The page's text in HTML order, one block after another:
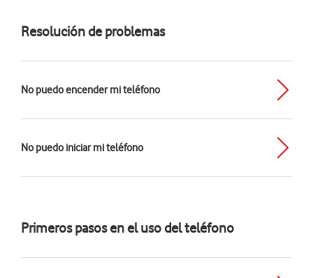
Resolución de problemas
No puedo encender mi teléfono
No puedo iniciar mi teléfono
Primeros pasos en el uso del teléfono